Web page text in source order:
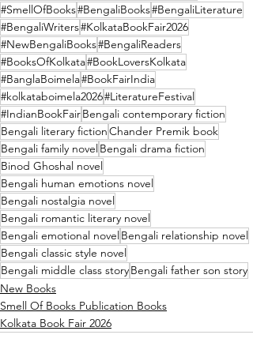
#SmellOfBooks#BengaliBooks#BengaliLiterature
#BengaliWriters#KolkataBookFair2026
#NewBengaliBooks#BengaliReaders
#BooksOfKolkata#BookLoversKolkata
#BanglaBoimela#BookFairIndia
#kolkataboimela2026#LiteratureFestival
#IndianBookFairBengali contemporary fiction
Bengali literary fictionChander Premik book
Bengali family novelBengali drama fiction
Binod Ghoshal novel
Bengali human emotions novel
Bengali nostalgia novel
Bengali romantic literary novel
Bengali emotional novelBengali relationship novel
Bengali classic style novel
Bengali middle class storyBengali father son story
New Books
Smell Of Books Publication Books
Kolkata Book Fair 2026